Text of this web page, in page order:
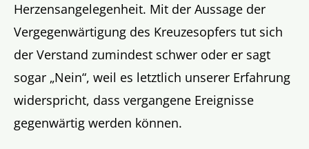
Herzensangelegenheit. Mit der Aussage der
Vergegenwärtigung des Kreuzesopfers tut sich
der Verstand zumindest schwer oder er sagt
sogar „Nein“, weil es letztlich unserer Erfahrung
widerspricht, dass vergangene Ereignisse
gegenwärtig werden können.